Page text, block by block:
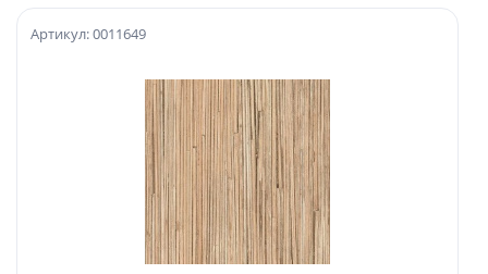
Артикул: 0011649